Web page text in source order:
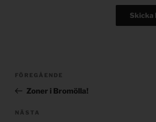
Post
Föregående
inlägg
FÖREGÅENDE
Zoner i Bromölla!
Nästa
NÄSTA